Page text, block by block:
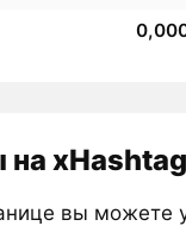
вы можете